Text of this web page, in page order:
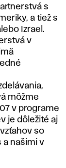
s
a tiež s
Izrael.
v
môžme
v programe
je dôležité aj
so
a našimi v